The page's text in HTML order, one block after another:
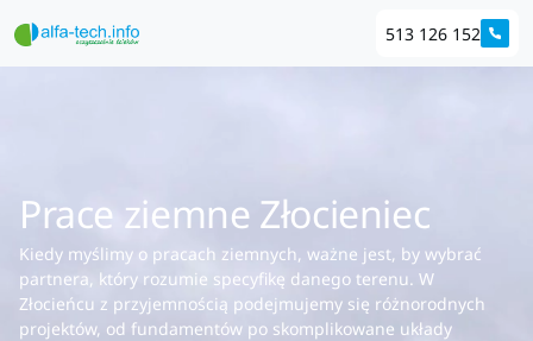
513 126 152
Prace ziemne Złocieniec
Kiedy myślimy o pracach ziemnych, ważne jest, by wybrać
partnera, który rozumie specyfikę danego terenu. W
Złocieńcu z przyjemnością podejmujemy się różnorodnych
projektów, od fundamentów po skomplikowane układy